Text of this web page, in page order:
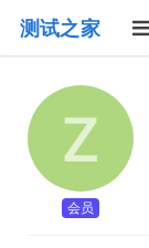
测试之家
会员